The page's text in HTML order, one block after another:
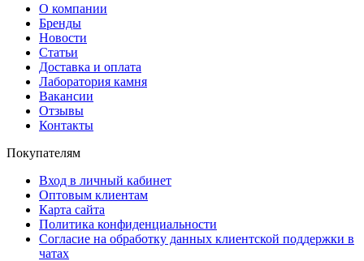
О компании
Бренды
Новости
Статьи
Доставка и оплата
Лаборатория камня
Вакансии
Отзывы
Контакты
Покупателям
Вход в личный кабинет
Оптовым клиентам
Карта сайта
Политика конфиденциальности
Согласие на обработку данных клиентской поддержки в
чатах